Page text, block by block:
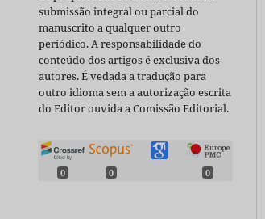
submissão integral ou parcial do
manuscrito a qualquer outro
periódico. A responsabilidade do
conteúdo dos artigos é exclusiva dos
autores. É vedada a tradução para
outro idioma sem a autorização escrita
do Editor ouvida a Comissão Editorial.
0 0 0